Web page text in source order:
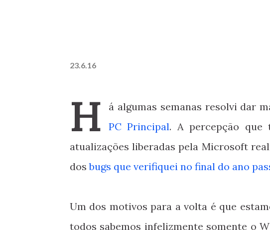
23.6.16
H
á algumas semanas resolvi dar
PC Principal. A percepção
atualizações liberadas pela Microsoft
dosbugs que verifiquei no final do ano
Um dos motivos para a volta é que
todos sabemos infelizmente somente o